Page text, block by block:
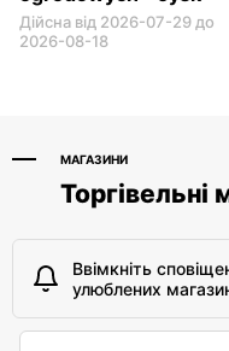
Дійсна від 2026-07-29 до
2026-08-18
МАГАЗИНИ
Торгівельні
Ввімкніть
улюблених